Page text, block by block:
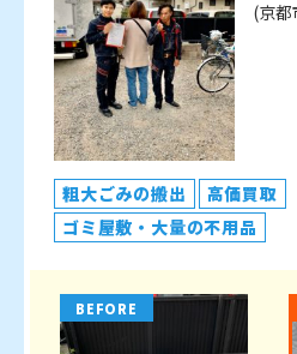
(京都
粗大ごみの搬出
高価買取
ゴミ屋敷・大量の不用品
BEFORE